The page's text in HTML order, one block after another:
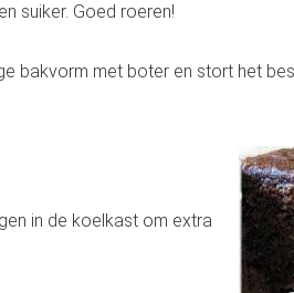
suiker. Goed roeren!
bakvorm met boter en stort het
in de koelkast om extra